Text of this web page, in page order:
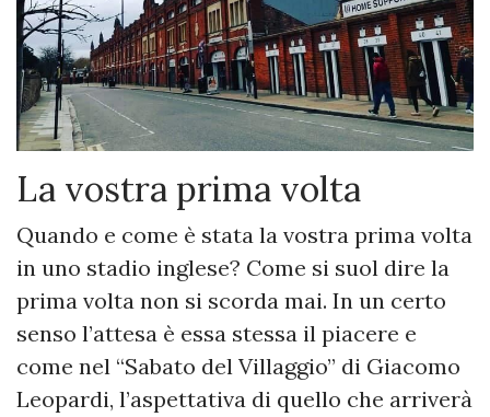
La vostra prima volta
Quando e come è stata la vostra prima volta
in uno stadio inglese? Come si suol dire la
prima volta non si scorda mai. In un certo
senso l’attesa è essa stessa il piacere e
come nel “Sabato del Villaggio” di Giacomo
Leopardi, l’aspettativa di quello che arriverà